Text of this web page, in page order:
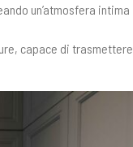
un’atmosfera intima
capace di trasmettere